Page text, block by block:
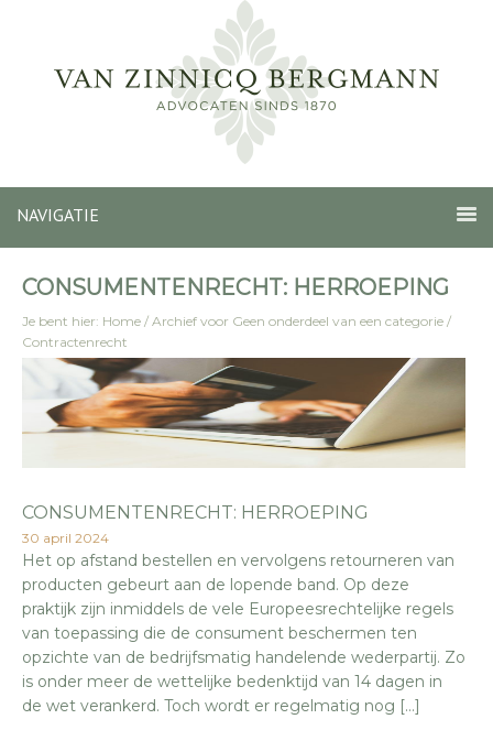
NAVIGATIE
CONSUMENTENRECHT: HERROEPING
Je bent hier: Home / Archief voor Geen onderdeel van een categorie /
Contractenrecht
CONSUMENTENRECHT: HERROEPING
30 april 2024
Het op afstand bestellen en vervolgens retourneren van
producten gebeurt aan de lopende band. Op deze
praktijk zijn inmiddels de vele Europeesrechtelijke regels
van toepassing die de consument beschermen ten
opzichte van de bedrijfsmatig handelende wederpartij. Zo
is onder meer de wettelijke bedenktijd van 14 dagen in
de wet verankerd. Toch wordt er regelmatig nog […]